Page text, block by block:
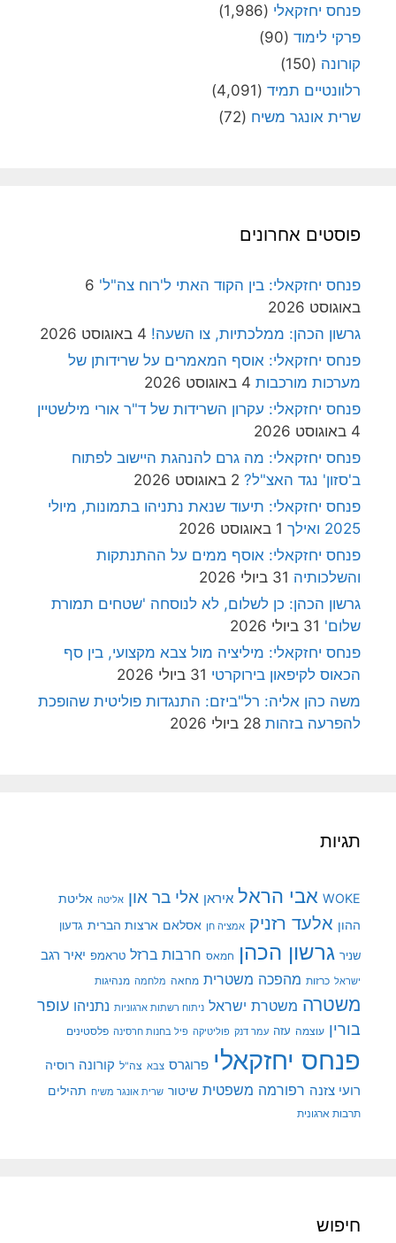
פנחס יחזקאלי (1,986)
פרקי לימוד (90)
קורונה (150)
רלוונטיים תמיד (4,091)
שרית אונגר משיח (72)
פוסטים אחרונים
פנחס יחזקאלי: בין הקוד האתי ל'רוח צה"ל' 6
באוגוסט 2026
גרשון הכהן: ממלכתיות, צו השעה! 4 באוגוסט 2026
פנחס יחזקאלי: אוסף המאמרים על שרידותן של
מערכות מורכבות 4 באוגוסט 2026
פנחס יחזקאלי: עקרון השרידות של ד"ר אורי מילשטיין
4 באוגוסט 2026
פנחס יחזקאלי: מה גרם להנהגת היישוב לפתוח
ב'סזון' נגד האצ"ל? 2 באוגוסט 2026
פנחס יחזקאלי: תיעוד שנאת נתניהו בתמונות, מיולי
2025 ואילך
1 באוגוסט 2026
פנחס יחזקאלי: אוסף ממים על ההתנתקות
והשלכותיה 31 ביולי 2026
גרשון הכהן: כן לשלום, לא לנוסחה 'שטחים תמורת
שלום' 31 ביולי 2026
פנחס יחזקאלי: מיליציה מול צבא מקצועי, בין סף
הכאוס לקיפאון בירוקרטי 31 ביולי 2026
משה כהן אליה: רל"ביזם: התנגדות פוליטית שהופכת
להפרעה בזהות 28 ביולי 2026
תגיות
WOKE אבי הראל איראן אלי בר און אליטה אליטת
ההון אלעד רזניק אמציה חן אסלאם ארצות הברית גדעון
שניר גרשון הכהן חמאס חרבות ברזל טראמפ יאיר רגב
ישראל כרזות מהפכה משטרית מחאה מלחמה מנהיגות
משטרה משטרת ישראל ניתוח רשתות ארגוניות נתניהו עופר
בורין עוצמה עזה עמר דנק פוליטיקה פיל בחנות חרסינה פלסטינים
פנחס יחזקאלי פרוגרס צבא צה"ל קורונה רוסיה
רועי צזנה רפורמה משפטית שיטור שרית אונגר משיח תהילים
תרבות ארגונית
חיפוש